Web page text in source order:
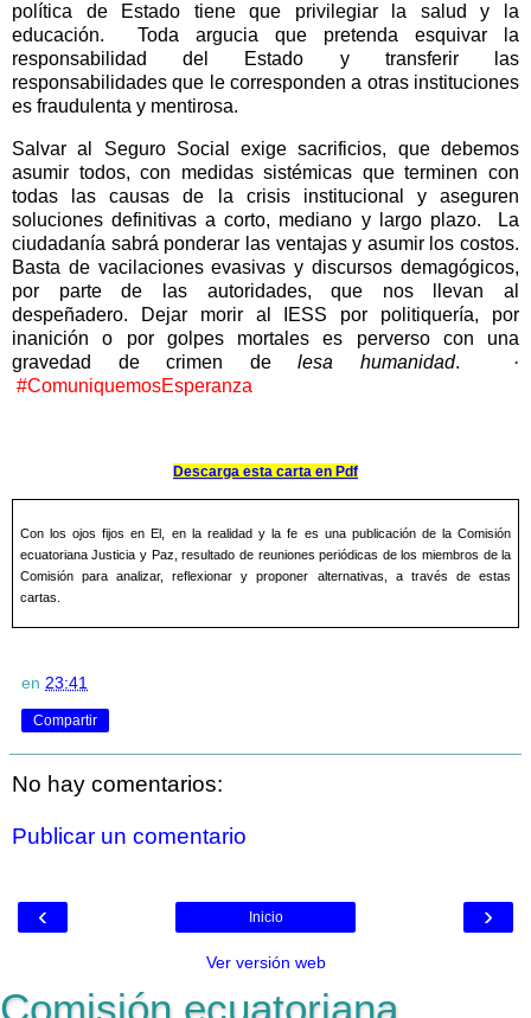
política de Estado tiene que privilegiar la salud y la
educación.
Toda argucia que pretenda esquivar la
responsabilidad del Estado y transferir las
responsabilidades que le corresponden a otras instituciones
es fraudulenta y mentirosa.
Salvar al Seguro Social exige sacrificios, que debemos
asumir todos, con medidas sistémicas que terminen con
todas las causas de la crisis institucional y aseguren
soluciones definitivas a corto, mediano y largo plazo.
La
ciudadanía sabrá ponderar las ventajas y asumir los costos.
Basta de vacilaciones evasivas y discursos demagógicos,
por parte de las autoridades, que nos llevan al
despeñadero. Dejar morir al IESS por politiquería, por
inanición o por golpes mortales es perverso con una
gravedad de crimen delesa humanidad.
·
#ComuniquemosEsperanza
Descarga esta carta en Pdf
Con los ojos fijos en El, en la realidad y la fe es una publicación de la Comisión
ecuatoriana Justicia y Paz, resultado de reuniones periódicas de los miembros de la
Comisión para analizar, reflexionar y proponer alternativas, a través de estas
cartas.
en 23:41
Compartir
No hay comentarios:
Publicar un comentario
‹ ›
Inicio
Ver versión web